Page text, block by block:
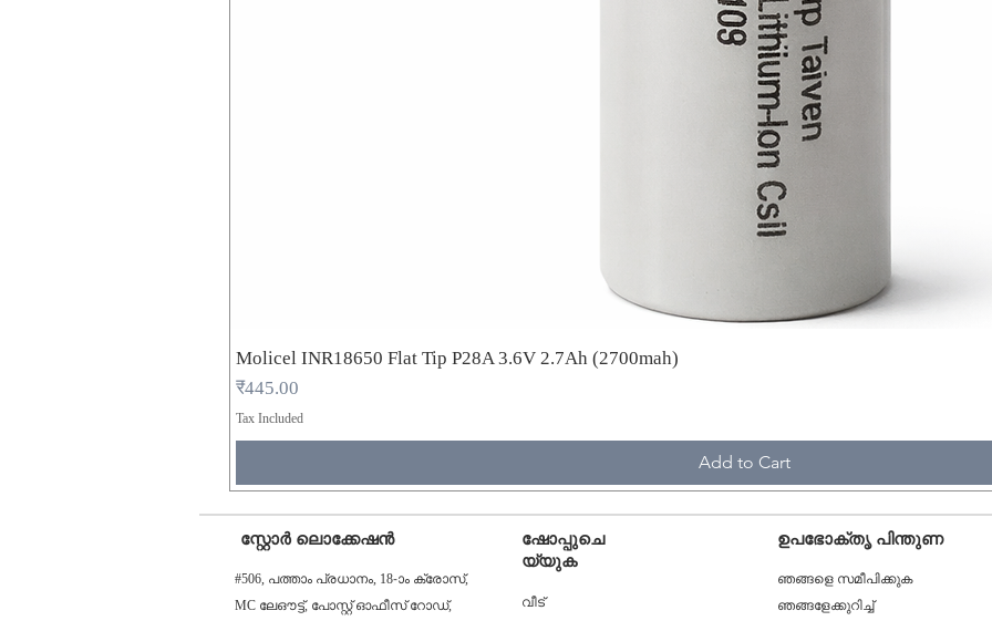
Molicel INR18650 Flat Tip P28A 3.6V 2.7Ah (2700mah)
Price
₹445.00
Tax Included
Add to Cart
സ്റ്റോർ ലൊക്കേഷൻ
#506, പത്താം പ്രധാനം, 18-ാം ക്രോസ്,
MC ലേഔട്ട്, പോസ്റ്റ് ഓഫീസ് റോഡ്,
ഷോപ്പുചെ
യ്യുക
വീട്
ഉപഭോക്തൃ പിന്തുണ
ഞങ്ങളെ സമീപിക്കുക
ഞങ്ങളേക്കുറിച്ച്